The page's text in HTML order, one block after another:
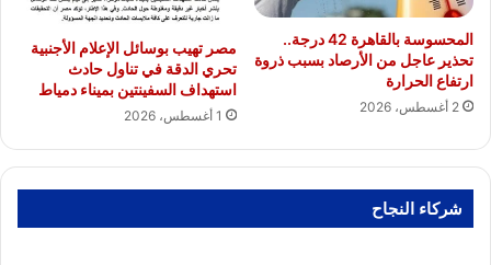
المحسوسة بالقاهرة 42 درجة..
تحذير عاجل من الأرصاد بسبب ذروة
ارتفاع الحرارة
2 أغسطس، 2026
مصر تهيب بوسائل الإعلام الأجنبية
تحري الدقة في تناول حادث
استهداف السفينتين بميناء دمياط
1 أغسطس، 2026
شركاء النجاح